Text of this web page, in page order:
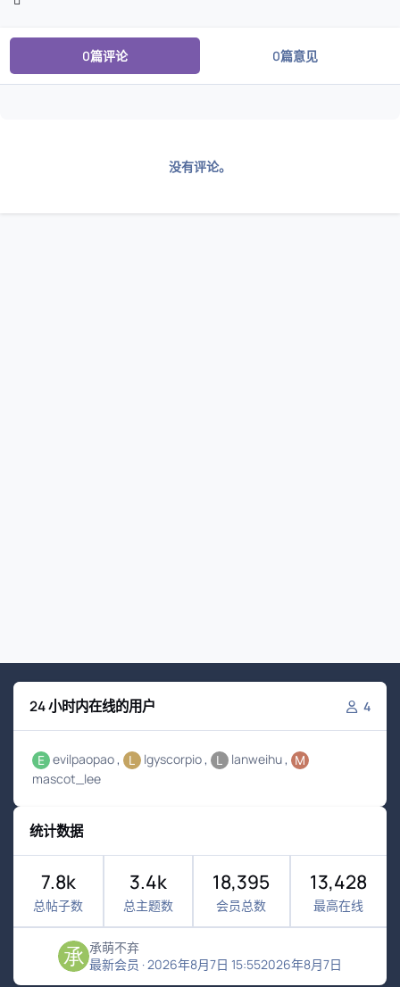
0篇评论 0篇意见
没有评论。
24 小时内在线的用户 4
evilpaopao lgyscorpio
lanweihu
mascot_lee
统计数据
7.8k
总帖子数
3.4k
总主题数
18,395
会员总数
13,428
最高在线
承萌不弃
最新会员 ·2026年8月7日 15:552026年8月7日